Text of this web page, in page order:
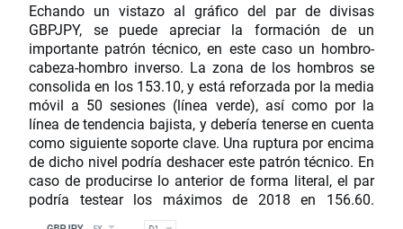
Echando un vistazo al gráfico del par de divisas
GBPJPY, se puede apreciar la formación de un
importante patrón técnico, en este caso un hombro-
cabeza-hombro inverso. La zona de los hombros se
consolida en los 153.10, y está reforzada por la media
móvil a 50 sesiones (línea verde), así como por la
línea de tendencia bajista, y debería tenerse en cuenta
como siguiente soporte clave. Una ruptura por encima
de dicho nivel podría deshacer este patrón técnico. En
caso de producirse lo anterior de forma literal, el par
podría testear los máximos de 2018 en 156.60.